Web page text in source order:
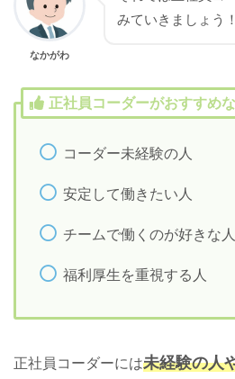
なかがわ
みていきましょう！
正社員コーダーがおすすめ
コーダー未経験の人
安定して働きたい人
チームで働くのが好きな人
福利厚生を重視する人
正社員コーダーには未経験の人